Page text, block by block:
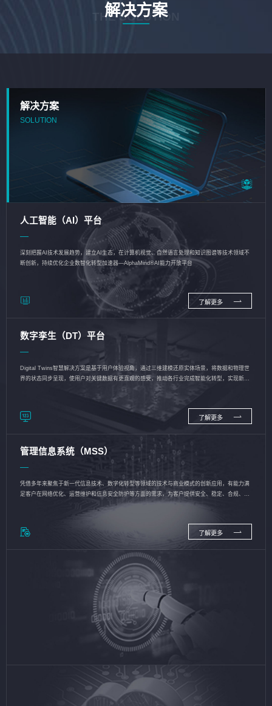
解决方案
THE SOLUTION
解决方案
SOLUTION
人工智能（AI）平台
深刻把握AI技术发展趋势，建立AI生态，在计算机视觉、自然语言处理和知识图谱等技术领域不
断创新，持续优化企业数智化转型加速器—AlphaMind®AI能力开放平台
了解更多
数字孪生（DT）平台
Digital Twins智慧解决方案是基于用户体验视角，通过三维建模还原实体场景，将数据和物理世
界的状态同步呈现，使用户对关键数据有更直观的感受，推动各行业完成智能化转型，实现新旧
了解更多
管理信息系统（MSS）
凭借多年来聚焦于新一代信息技术、数字化转型等领域的技术与商业模式的创新应用，有能力满
足客户在网络优化、运营维护和信息安全防护等方面的需求，为客户提供安全、稳定、合规、持
了解更多